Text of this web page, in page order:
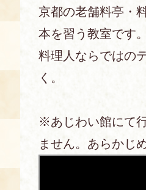
当館
京の食文
京都の老舗料亭・
本を習う教室です。
料理人ならではの
く。
※あじわい館にて
ません。あらかじ